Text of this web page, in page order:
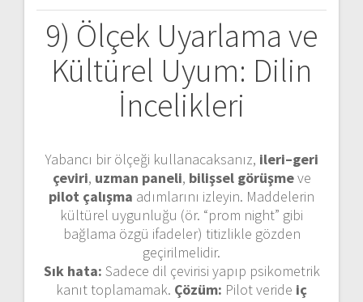
9) Ölçek Uyarlama ve
Kültürel Uyum: Dilin
İncelikleri
Yabancı bir ölçeği kullanacaksanız, ileri–geri
çeviri, uzman paneli, bilişsel görüşmeve
pilot çalışma adımlarını izleyin. Maddelerin
kültürel uygunluğu (ör. “prom night” gibi
bağlama özgü ifadeler) titizlikle gözden
geçirilmelidir.
Sık hata: Sadece dil çevirisi yapıp psikometrik
kanıt toplamamak. Çözüm: Pilot veride iç